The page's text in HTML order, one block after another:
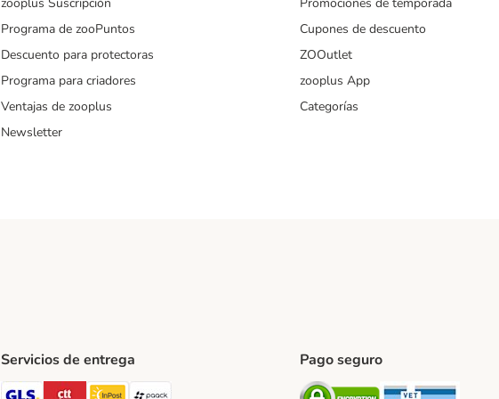
Programa de zooPuntos
Descuento para protectoras
Programa para criadores
Ventajas de zooplus
Newsletter
Cupones de descuento
ZOOutlet
zooplus App
Categorías
Servicios de entrega
GLS Shipping Method
CTTExpress Shipping Method
InPost Shipping Method
paack Shipping Method
Pago seguro
Security